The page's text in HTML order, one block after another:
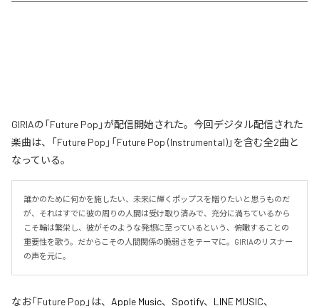
GIRIAの「Future Pop」が配信開始された。今回デジタル配信された
楽曲は、「Future Pop」「Future Pop (Instrumental)」を含む全2曲と
なっている。
誰かのために何かを施したい、未来に輝くポップスを贈りたいと思うものだ
が、それはすでに彼の周りの人間は受け取り済みで、充分に満ちているから
こそ輪は繁栄し、彼がそのような発想に至っているという、俯瞰することの
重要性を歌う。だからこその人間関係の脆弱さをテーマに。GIRIAのリスナー
の声を元に。
なお「Future Pop 」は、 Apple Music、 Spotify、 LINE MUSIC、